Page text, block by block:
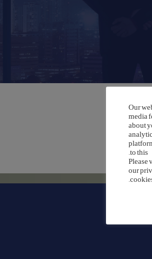
Our
media
about
to this.
Please
our